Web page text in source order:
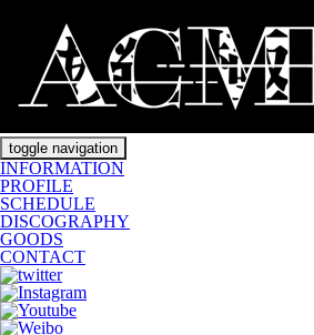
toggle navigation
INFORMATION
PROFILE
SCHEDULE
DISCOGRAPHY
GOODS
CONTACT